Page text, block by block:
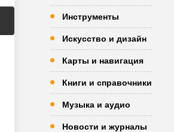
Инструменты
Искусство и дизайн
Карты и навигация
Книги и справочники
Музыка и аудио
Новости и журналы